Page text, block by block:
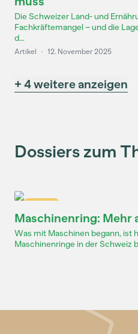
Die Schweizer Land- und
Fachkräftemangel – und die
d...
Artikel · 12. November 2025
+ 4 weitere anzeigen
Dossiers zum
Maschinenring: Mehr
Was mit Maschinen begann, ist
Maschinenringe in der Schweiz